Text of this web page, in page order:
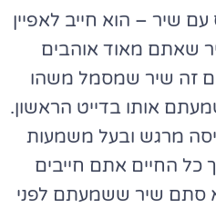
שיר – הוא חייב לאפיין
שאתם מאוד אוהבים
אם זה שיר שמסמל משהו
אותו בדייט הראשון.
מרגש ובעל משמעות
כל החיים אתם חייבים
סתם שיר ששמעתם לפני